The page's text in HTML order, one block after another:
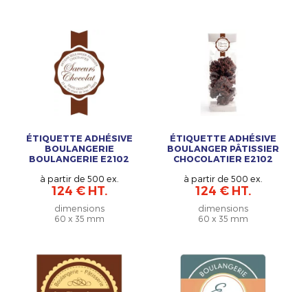
ÉTIQUETTE ADHÉSIVE
BOULANGERIE
BOULANGERIE E2102
à partir de 500 ex.
124 € HT.
dimensions
60 x 35 mm
ÉTIQUETTE ADHÉSIVE
BOULANGER PÂTISSIER
CHOCOLATIER E2102
à partir de 500 ex.
124 € HT.
dimensions
60 x 35 mm